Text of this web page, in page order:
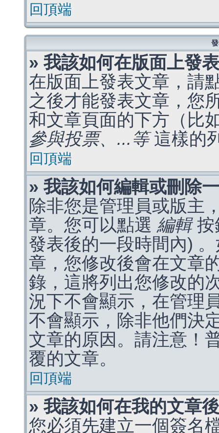
回頂端
» 我該如何在版面上發
在版面上發表文章，請
之後才能發表文章，您
和文章頁面的下方（比
參與投票、...等這樣的
回頂端
» 我該如何編輯或刪除
除非您是管理員或版主
章。您可以點選 編輯按
發表後的一段時間內)
章，您修改後會在文章
錄，這將列出您修改的
況下不會顯示，在管理
不會顯示，除非他們決
文章的原因。請注意！
覆的文章。
回頂端
» 我該如何在我的文章
您必須先建立一個簽名